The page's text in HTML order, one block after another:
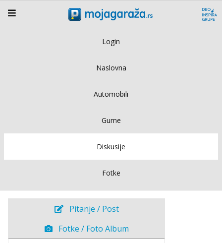
Login
Naslovna
Automobili
Gume
Diskusije
Fotke
Pitanje / Post
Fotke / Foto Album